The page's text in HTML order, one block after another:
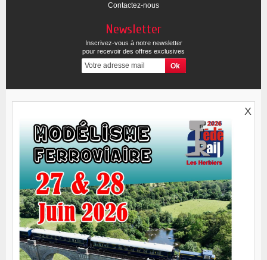
Contactez-nous
Newsletter
Inscrivez-vous à notre newsletter
pour recevoir des offres exclusives
X